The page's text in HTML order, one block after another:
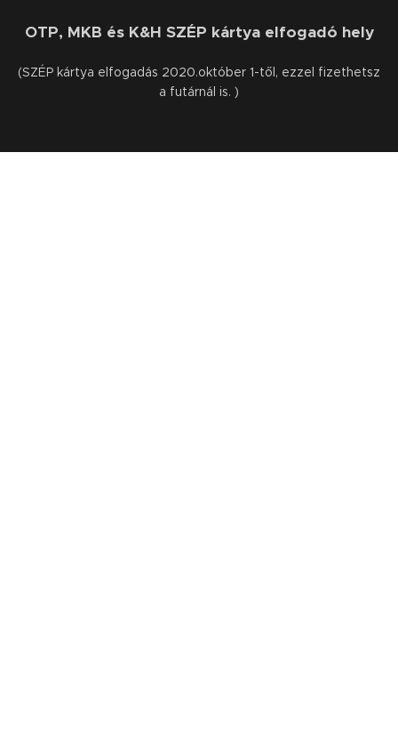
OTP, MKB és K&H SZÉP kártya elfogadó hely
(SZÉP kártya elfogadás 2020.október 1-től, ezzel fizethetsz
a futárnál is. )